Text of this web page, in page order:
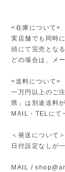
<在庫について>
実店舗でも同時
頭にて完売とな
どの場合は、メ
<送料について>
一万円以上のご
県」は別途送料
MAIL・TELにて
＜発送について＞
日付設定なしが
MAIL /